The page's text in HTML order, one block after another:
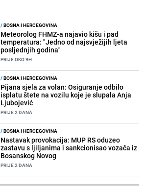
/BOSNA I HERCEGOVINA
Meteorolog FHMZ-a najavio kišu i pad
temperatura: "Jedno od najsvježijih ljeta
posljednjih godina"
PRIJE OKO 9H
/BOSNA I HERCEGOVINA
Pijana sjela za volan: Osiguranje odbilo
isplatu štete na vozilu koje je slupala Anja
Ljubojević
PRIJE 2 DANA
/BOSNA I HERCEGOVINA
Nastavak provokacija: MUP RS oduzeo
zastavu s ljiljanima i sankcionisao vozača iz
Bosanskog Novog
PRIJE 2 DANA